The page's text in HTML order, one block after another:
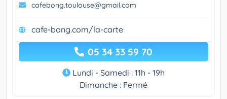
cafebong.toulouse@gmail.com
cafe-bong.com/la-carte
05 34 33 59 70
Lundi - Samedi : 11h - 19h
Dimanche : Fermé